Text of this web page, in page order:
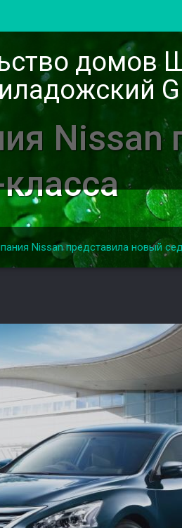
домов
Nissan
Nissan представила новый